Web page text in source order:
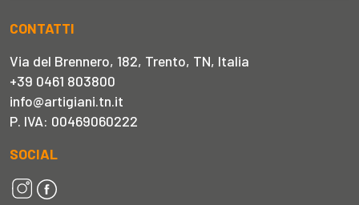
CONTATTI
Via del Brennero, 182, Trento, TN, Italia
+39 0461 803800
info@artigiani.tn.it
P. IVA: 00469060222
SOCIAL